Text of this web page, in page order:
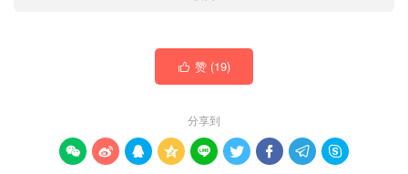
 赞 (19)
分享到
        